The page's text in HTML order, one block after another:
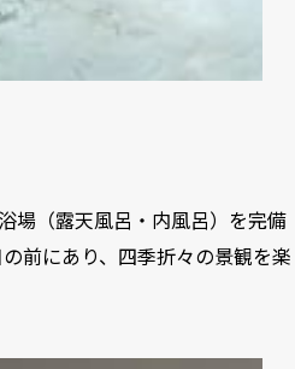
場（露天風呂・内風呂）を完備
前にあり、四季折々の景観を楽